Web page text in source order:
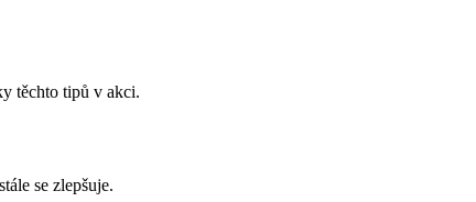
těchto tipů v akci.
se zlepšuje.